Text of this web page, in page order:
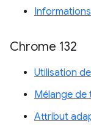
Chrome 132
Utilisation
Mélange de
Attribut